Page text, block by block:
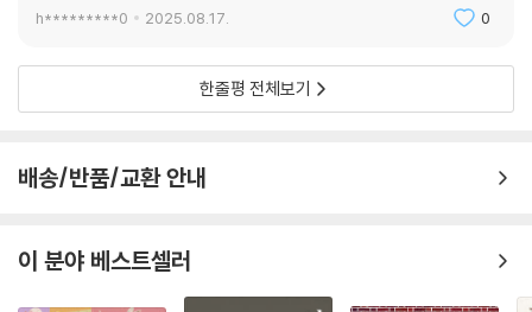
h*********0 2025.08.17. 0
한줄평 전체보기
배송/반품/교환 안내
이 분야 베스트셀러